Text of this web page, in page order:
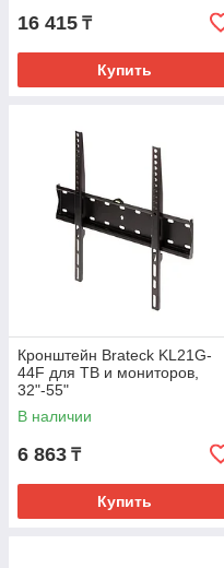
16 415 ₸
Купить
Кронштейн Brateck KL21G-
44F для ТВ и мониторов,
32"-55"
В наличии
6 863 ₸
Купить